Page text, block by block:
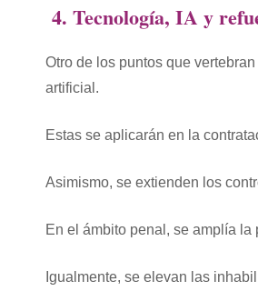
4. Tecnología, IA y
Otro de los puntos que
artificial.
Estas se aplicarán en la
Asimismo, se extienden los
En el ámbito penal, se amplía
Igualmente, se elevan las